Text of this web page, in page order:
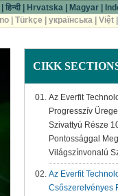
CIKK
Az Everfit
Progresszív
Szivattyú Része
Pontossággal
Világszínvonalú
Az Everfit
Csőszerelvényes
हिन्दी| Hrvatska| Magyar|
|Türkçe |українська |Việt